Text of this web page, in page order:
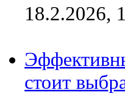
18.2.2026,
стоит